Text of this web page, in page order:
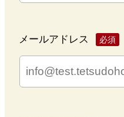
メールアドレス 必須